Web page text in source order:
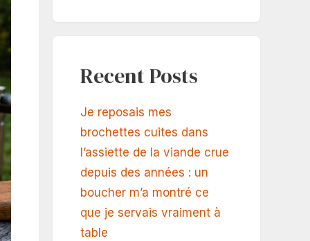
Recent Posts
Je reposais mes
brochettes cuites dans
l’assiette de la viande crue
depuis des années : un
boucher m’a montré ce
que je servais vraiment à
table